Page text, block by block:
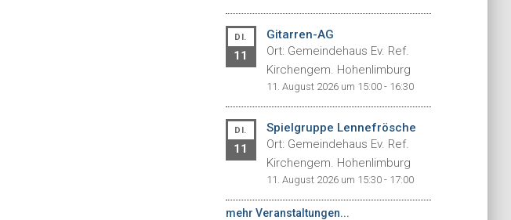
DI.
11
Gitarren-AG
Ort: Gemeindehaus Ev. Ref.
Kirchengem. Hohenlimburg
11. August 2026 um 15:00 - 16:30
DI.
11
Spielgruppe Lennefrösche
Ort: Gemeindehaus Ev. Ref.
Kirchengem. Hohenlimburg
11. August 2026 um 15:30 - 17:00
mehr Veranstaltungen...